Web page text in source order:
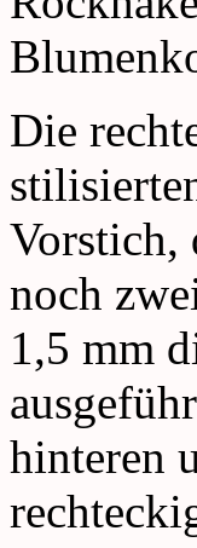
Die
Vorstich,
noch
1,5 mm
hinteren